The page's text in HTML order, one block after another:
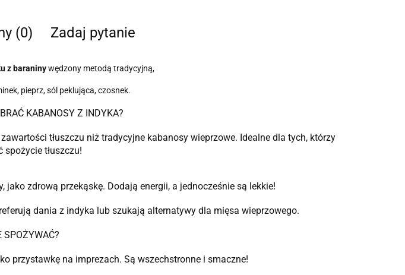
(0) Zadaj pytanie
z baraninywędzony metodą tradycyjną,
pieprz, sól peklująca, czosnek.
KABANOSY Z INDYKA?
tłuszczu niż tradycyjne kabanosy wieprzowe. Idealne dla tych, którzy
spożycie tłuszczu!
jako zdrową przekąskę. Dodają energii, a jednocześnie są lekkie!
dania z indyka lub szukają alternatywy dla mięsa wieprzowego.
SPOŻYWAĆ?
przystawkę na imprezach. Są wszechstronne i smaczne!